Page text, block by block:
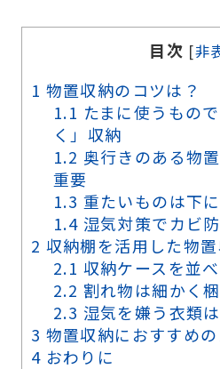
目次 [非
1 物置収納のコツは？
1.1 たまに使うもの
く」収納
1.2 奥行きのある物
重要
1.3 重たいものは下
1.4 湿気対策でカビ
2 収納棚を活用した物
2.1 収納ケースを並
2.2 割れ物は細かく
2.3 湿気を嫌う衣類
3 物置収納におすすめ
4 おわりに